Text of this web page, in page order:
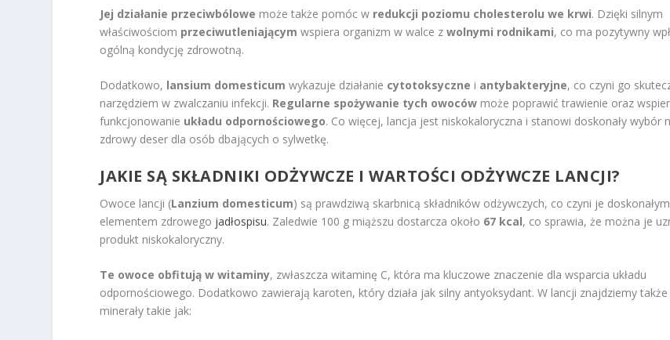
Jej działanie przeciwbólowe może także pomóc w redukcji poziomu cholesterolu we krwi. Dzięki silnym
właściwościom przeciwutleniającym wspiera organizm w walce zwolnymi rodnikami, co ma pozytywny
ogólną kondycję zdrowotną.
Dodatkowo, lansium domesticum wykazuje działanie cytotoksyczne i antybakteryjne, co czyni go
narzędziem w zwalczaniu infekcji. Regularne spożywanie tych owoców może poprawić trawienie oraz
funkcjonowanie układu odpornościowego. Co więcej, lancja jest niskokaloryczna i stanowi doskonały wybór
zdrowy deser dla osób dbających o sylwetkę.
JAKIE SĄ SKŁADNIKI ODŻYWCZE I WARTOŚCI ODŻYWCZE LANCJI?
Owoce lancji (Lanzium domesticum) są prawdziwą skarbnicą składników odżywczych, co czyni je doskonałym
elementem zdrowego jadłospisu. Zaledwie 100 g miąższu dostarcza około 67 kcal, co sprawia, że można je
produkt niskokaloryczny.
Te owoce obfitują w witaminy, zwłaszcza witaminę C, która ma kluczowe znaczenie dla wsparcia układu
odpornościowego. Dodatkowo zawierają karoten, który działa jak silny antyoksydant. W lancji znajdziemy także
minerały takie jak: